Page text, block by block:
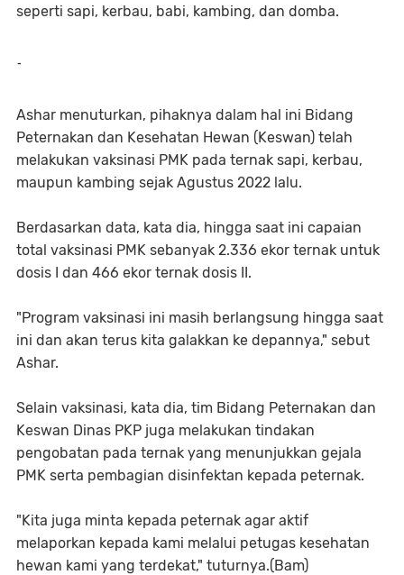
seperti sapi, kerbau, babi, kambing, dan domba.
-
Ashar menuturkan, pihaknya dalam hal ini Bidang
Peternakan dan Kesehatan Hewan (Keswan) telah
melakukan vaksinasi PMK pada ternak sapi, kerbau,
maupun kambing sejak Agustus 2022 lalu.
Berdasarkan data, kata dia, hingga saat ini capaian
total vaksinasi PMK sebanyak 2.336 ekor ternak untuk
dosis I dan 466 ekor ternak dosis II.
"Program vaksinasi ini masih berlangsung hingga saat
ini dan akan terus kita galakkan ke depannya," sebut
Ashar.
Selain vaksinasi, kata dia, tim Bidang Peternakan dan
Keswan Dinas PKP juga melakukan tindakan
pengobatan pada ternak yang menunjukkan gejala
PMK serta pembagian disinfektan kepada peternak.
"Kita juga minta kepada peternak agar aktif
melaporkan kepada kami melalui petugas kesehatan
hewan kami yang terdekat," tuturnya.(Bam)